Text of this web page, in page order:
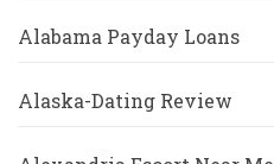
Alabama Payday Loans
Alaska-Dating Review